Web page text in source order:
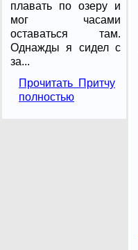
плавать по озеру и
мог часами
оставаться там.
Однажды я сидел с
за...
Прочитать Притчу
полностью